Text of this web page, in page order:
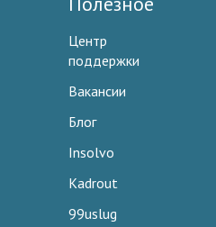
Центр
поддержки
Вакансии
Блог
Insolvo
Kadrout
99uslug